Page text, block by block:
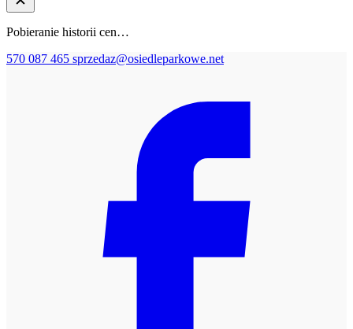
Pobieranie historii cen…
570 087 465 sprzedaz@osiedleparkowe.net